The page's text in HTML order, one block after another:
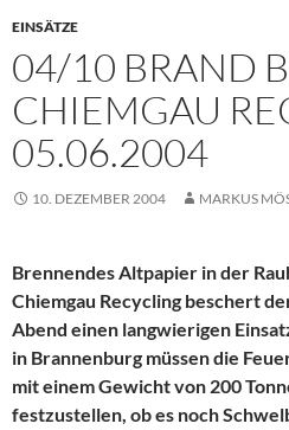
EINSÄTZE
04/10 BRAND
CHIEMGAU
05.06.2004
10. DEZEMBER 2004 MARKUS
Brennendes Altpapier in der
Chiemgau Recycling beschert
Abend einen langwierigen
in Brannenburg müssen die
mit einem Gewicht von 200
festzustellen, ob es noch